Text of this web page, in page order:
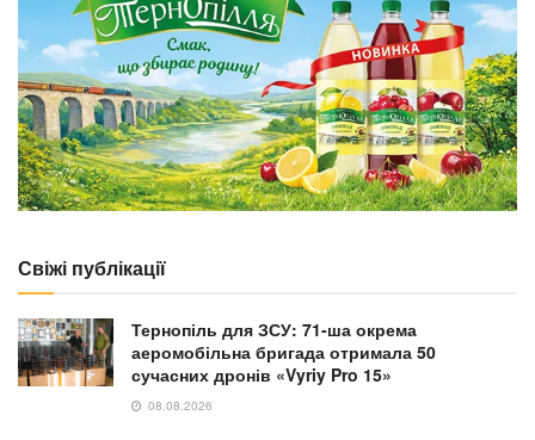
Свіжі публікації
Тернопіль для ЗСУ: 71-ша окрема
аеромобільна бригада отримала 50
сучасних дронів «Vyriy Pro 15»
08.08.2026